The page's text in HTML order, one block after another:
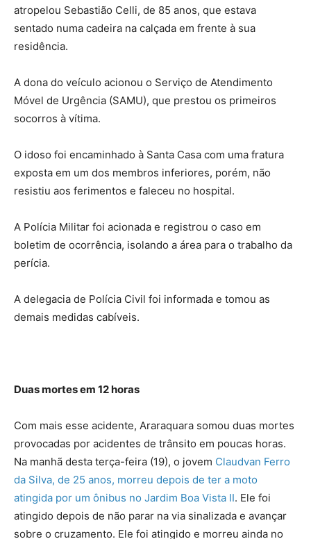
atropelou Sebastião Celli, de 85 anos, que estava
sentado numa cadeira na calçada em frente à sua
residência.
A dona do veículo acionou o Serviço de Atendimento
Móvel de Urgência (SAMU), que prestou os primeiros
socorros à vítima.
O idoso foi encaminhado à Santa Casa com uma fratura
exposta em um dos membros inferiores, porém, não
resistiu aos ferimentos e faleceu no hospital.
A Polícia Militar foi acionada e registrou o caso em
boletim de ocorrência, isolando a área para o trabalho da
perícia.
A delegacia de Polícia Civil foi informada e tomou as
demais medidas cabíveis.
Duas mortes em 12 horas
Com mais esse acidente, Araraquara somou duas mortes
provocadas por acidentes de trânsito em poucas horas.
Na manhã desta terça-feira (19), o jovem Claudvan Ferro
da Silva, de 25 anos, morreu depois de ter a moto
atingida por um ônibus no Jardim Boa Vista II. Ele foi
atingido depois de não parar na via sinalizada e avançar
sobre o cruzamento. Ele foi atingido e morreu ainda no